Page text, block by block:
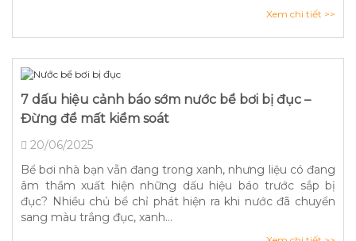
Xem chi tiết >>
7 dấu hiệu cảnh báo sớm nước bể bơi bị đục –
Đừng để mất kiểm soát
20/06/2025
Bể bơi nhà bạn vẫn đang trong xanh, nhưng liệu có đang
âm thầm xuất hiện những dấu hiệu báo trước sắp bị
đục? Nhiều chủ bể chỉ phát hiện ra khi nước đã chuyển
sang màu trắng đục, xanh...